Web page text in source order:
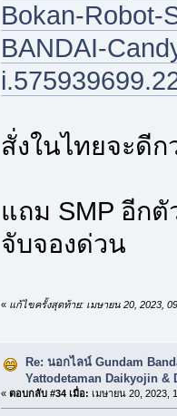
Bokan-Robot-
BANDAI-
สั่งในไทยจะดีก
แถม SMP อีก
จับจองด่วน
« แก้ไขครั้งสุดท้าย: เมษายน 20, 2023,
Re: นอกไลน์ Gundam
Yattodetaman Daikyojin &
« ตอบกลับ #34 เมื่อ: เมษายน 20, 2023,